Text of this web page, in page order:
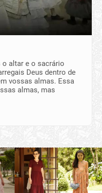
altar e o sacrário
Deus dentro de
vossas almas. Essa
almas, mas